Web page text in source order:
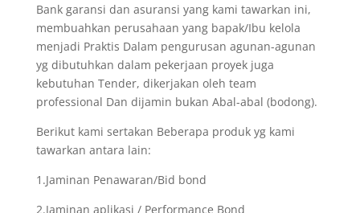
Bank garansi dan asuransi yang kami tawarkan ini,
membuahkan perusahaan yang bapak/Ibu kelola
menjadi Praktis Dalam pengurusan agunan-agunan
yg dibutuhkan dalam pekerjaan proyek juga
kebutuhan Tender, dikerjakan oleh team
professional Dan dijamin bukan Abal-abal (bodong).
Berikut kami sertakan Beberapa produk yg kami
tawarkan antara lain:
1.Jaminan Penawaran/Bid bond
2.Jaminan aplikasi / Performance Bond